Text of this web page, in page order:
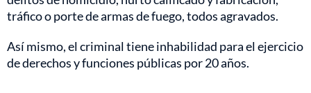
tráfico o porte de armas de fuego, todos agravados.
Así mismo, el criminal tiene inhabilidad para el ejercicio
de derechos y funciones públicas por 20 años.